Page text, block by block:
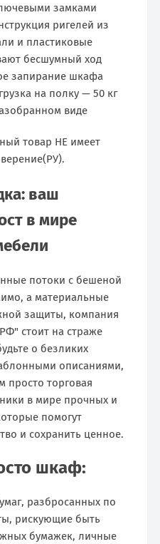
замками
ригелей из
и пластиковые
бесшумный ход
запирание шкафа
на полку — 50 кг
виде
товар НЕ имеет
ваш
в мире
потоки с бешеной
а материальные
защиты, компания
стоит на страже
о безликих
описаниями,
торговая
в мире прочных и
помогут
и сохранить ценное.
шкаф:
разбросанных по
рискующие быть
бумажек, личные